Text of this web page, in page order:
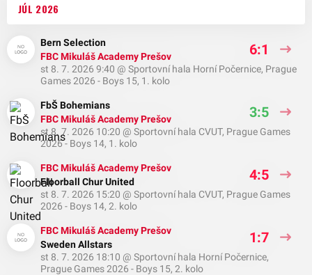
JÚL 2026
Bern Selection
FBC Mikuláš Academy Prešov
6:1
st 8. 7. 2026 9:40 @ Sportovní hala Horní Počernice, Prague
Games 2026 - Boys 15, 1. kolo
FbŠ Bohemians
FBC Mikuláš Academy Prešov
3:5
st 8. 7. 2026 10:20 @ Sportovní hala CVUT, Prague Games
2026 - Boys 14, 1. kolo
FBC Mikuláš Academy Prešov
Floorball Chur United
4:5
st 8. 7. 2026 15:20 @ Sportovní hala CVUT, Prague Games
2026 - Boys 14, 2. kolo
FBC Mikuláš Academy Prešov
Sweden Allstars
1:7
st 8. 7. 2026 18:10 @ Sportovní hala Horní Počernice,
Prague Games 2026 - Boys 15, 2. kolo